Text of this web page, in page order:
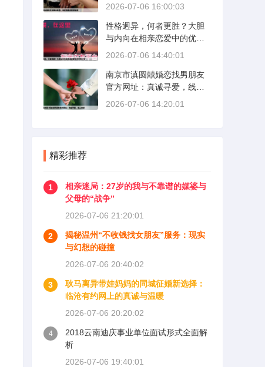
2026-07-06 16:00:03
性格迥异，何者更胜？大胆
与内向在相亲恋爱中的优势
分析
2026-07-06 14:40:01
南京市滇圆囍婚恋找男朋友
官方网址：真诚寻爱，线上
启航
2026-07-06 14:20:01
精彩推荐
1
相亲迷局：27岁的我与不靠谱的媒婆与
父母的“战争”
2026-07-06 21:20:01
2
揭秘温州“不收钱找女朋友”服务：现实
与幻想的碰撞
2026-07-06 20:40:02
3
耿马离异带娃妈妈的同城征婚新选择：
临沧有约网上的真诚与温暖
2026-07-06 20:20:02
4
2018云南迪庆事业单位面试形式全面解
析
2026-07-06 19:40:01